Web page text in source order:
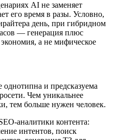
AI не заменяет
его время в разы. Условно,
день, при гибридном
— генерация плюс
экономия, а не мифическое
однотипна и предсказуема
Чем уникальнее
тем больше нужен человек.
аналитики контента:
интентов, поиск